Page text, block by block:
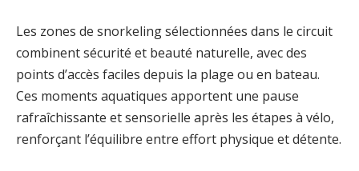
Les zones de snorkeling sélectionnées dans le circuit
combinent sécurité et beauté naturelle, avec des
points d’accès faciles depuis la plage ou en bateau.
Ces moments aquatiques apportent une pause
rafraîchissante et sensorielle après les étapes à vélo,
renforçant l’équilibre entre effort physique et détente.